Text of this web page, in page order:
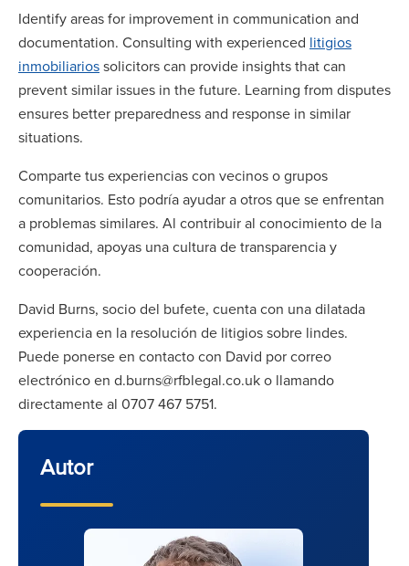
Identify areas for improvement in communication and
documentation. Consulting with experienced litigios
inmobiliariossolicitors can provide insights that can
prevent similar issues in the future. Learning from disputes
ensures better preparedness and response in similar
situations.
Comparte tus experiencias con vecinos o grupos
comunitarios. Esto podría ayudar a otros que se enfrentan
a problemas similares. Al contribuir al conocimiento de la
comunidad, apoyas una cultura de transparencia y
cooperación.
David Burns, socio del bufete, cuenta con una dilatada
experiencia en la resolución de litigios sobre lindes.
Puede ponerse en contacto con David por correo
electrónico en d.burns@rfblegal.co.uk o llamando
directamente al 0707 467 5751.
Autor